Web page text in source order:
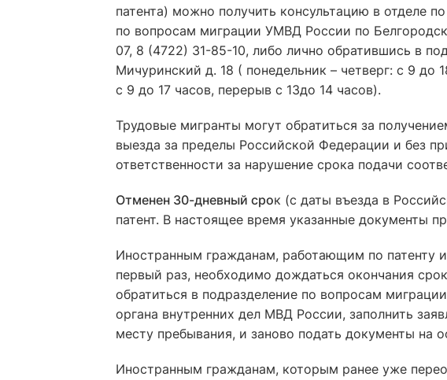
патента) можно получить консультацию в отделе
по вопросам миграции УМВД России по
07, 8 (4722) 31-85-10, либо лично обратившись в
Мичуринский д. 18 ( понедельник – четверг: с 9 до
с 9 до 17 часов, перерыв с 13до 14 часов).
Трудовые мигранты могут обратиться за
выезда за пределы Российской Федерации и без
ответственности за нарушение срока подачи
Отменен 30-дневный срок (с даты въезда в
патент. В настоящее время указанные документы
Иностранным гражданам, работающим по патенту
первый раз, необходимо дождаться окончания
обратиться в подразделение по вопросам
органа внутренних дел МВД России, заполнить
месту пребывания, и заново подать документы на
Иностранным гражданам, которым ранее уже